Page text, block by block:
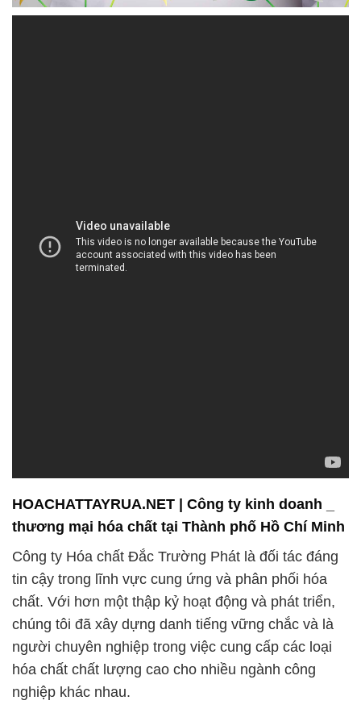
HOACHATTAYRUA.NET | Công ty kinh doanh _
thương mại hóa chất tại Thành phố Hồ Chí Minh
Công ty Hóa chất Đắc Trường Phát là đối tác đáng
tin cậy trong lĩnh vực cung ứng và phân phối hóa
chất. Với hơn một thập kỷ hoạt động và phát triển,
chúng tôi đã xây dựng danh tiếng vững chắc và là
người chuyên nghiệp trong việc cung cấp các loại
hóa chất chất lượng cao cho nhiều ngành công
nghiệp khác nhau.